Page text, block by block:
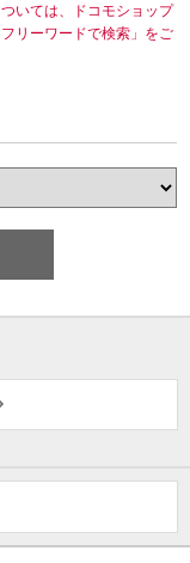
いては、ドコモショップ
リーワードで検索」をご